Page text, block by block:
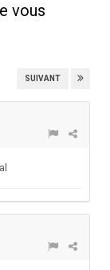
vous
SUIVANT